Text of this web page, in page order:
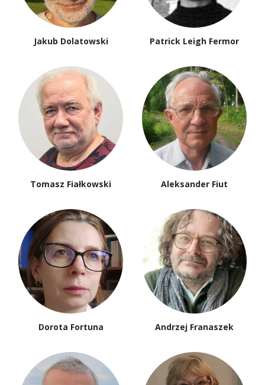
Jakub Dolatowski Patrick Leigh Fermor
Tomasz Fiałkowski Aleksander Fiut
Dorota Fortuna Andrzej Franaszek